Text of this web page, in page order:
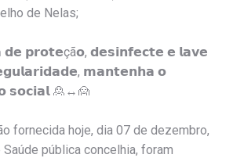
de Nelas;
𝗽𝗿𝗼𝘁𝗲çã𝗼, 𝗱𝗲𝘀𝗶𝗻𝗳𝗲𝗰𝘁𝗲 𝗲 𝗹𝗮𝘃𝗲
𝗺𝗮𝗻𝘁𝗲𝗻𝗵𝗮 𝗼
𝘀𝗼𝗰𝗶𝗮𝗹 🙎 ↔️ 🙍
fornecida hoje, dia 07 de dezembro,
pública concelhia, foram